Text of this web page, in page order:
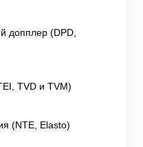
допплер (DPD,
TVD и TVM)
(NTE, Elasto)